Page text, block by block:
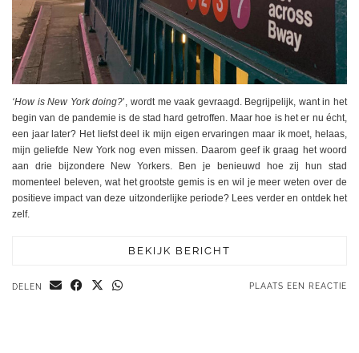
‘How is New York doing?’, wordt me vaak gevraagd. Begrijpelijk, want in het
begin van de pandemie is de stad hard getroffen. Maar hoe is het er nu écht,
een jaar later? Het liefst deel ik mijn eigen ervaringen maar ik moet, helaas,
mijn geliefde New York nog even missen. Daarom geef ik graag het woord
aan drie bijzondere New Yorkers. Ben je benieuwd hoe zij hun stad
momenteel beleven, wat het grootste gemis is en wil je meer weten over de
positieve impact van deze uitzonderlijke periode? Lees verder en ontdek het
zelf.
BEKIJK BERICHT
DELEN PLAATS EEN REACTIE